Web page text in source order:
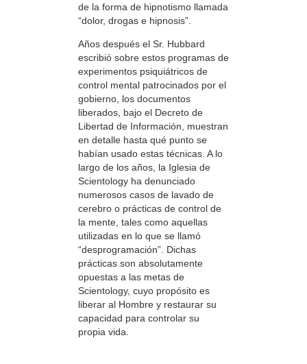
de la forma de hipnotismo llamada
“dolor, drogas e hipnosis”.
Años después el Sr. Hubbard
escribió sobre estos programas de
experimentos psiquiátricos de
control mental patrocinados por el
gobierno, los documentos
liberados, bajo el Decreto de
Libertad de Información, muestran
en detalle hasta qué punto se
habían usado estas técnicas. A lo
largo de los años, la Iglesia de
Scientology ha denunciado
numerosos casos de lavado de
cerebro o prácticas de control de
la mente, tales como aquellas
utilizadas en lo que se llamó
“desprogramación”. Dichas
prácticas son absolutamente
opuestas a las metas de
Scientology, cuyo propósito es
liberar al Hombre y restaurar su
capacidad para controlar su
propia vida.